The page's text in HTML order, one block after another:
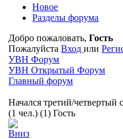
Новое
Разделы форума
Добро пожаловать,Гость
ПожалуйстаВходили
УВН Форум
УВН Открытый Форум
Главный форум
Начался третий/
(1 чел.) (1) Гость